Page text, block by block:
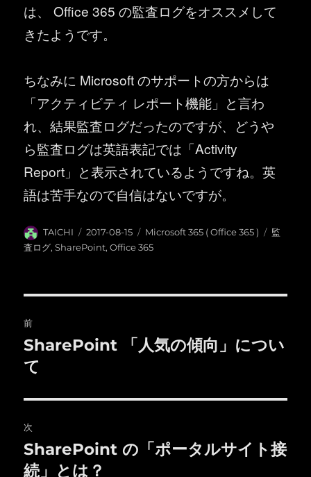
は、 Office 365 の監査ログをオススメして
きたようです。
ちなみに Microsoft のサポートの方からは
「アクティビティ レポート機能」と言わ
れ、結果監査ログだったのですが、どうや
ら監査ログは英語表記では「Activity
Report」と表示されているようですね。英
語は苦手なので自信はないですが。
投
稿
TAICHI
投
稿
2017-08-15
カ
テ
Microsoft 365 ( Office 365 )
タ
監
査ログ,SharePoint,Office 365
稿
ナ
ビ
ゲ
ー
前
前
の
稿:
SharePoint 「人気の傾向」につい
て
次
次
の
SharePoint の「ポータルサイト接
続」とは？